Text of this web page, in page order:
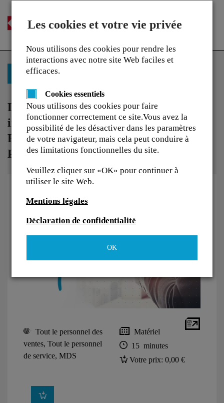
Retour à Nos Formations
Learning Card - P3260dn series update
info (ECOSYS P3145dn, ECOSYS
P3150dn, ECOSYS P3155dn, ECOSYS
P3260dn)
Tout le personnel des
ventes, Tout le personnel
de service, MDS
Matériel
15 minutes
Votre prix: 0,00 €
Les cookies et votre vie privée
Nous utilisons des cookies pour rendre les
interactions avec notre site Web faciles et
efficaces.
Cookies essentiels
Nous utilisons des cookies pour faire
fonctionner correctement ce site.Vous avez la
possibilité de les désactiver dans les paramètres
de votre navigateur, mais cela peut conduire à
des limitations fonctionnelles du site.
Veuillez cliquer sur «OK» pour continuer à
utiliser le site Web.
Mentions légales
Déclaration de confidentialité
OK